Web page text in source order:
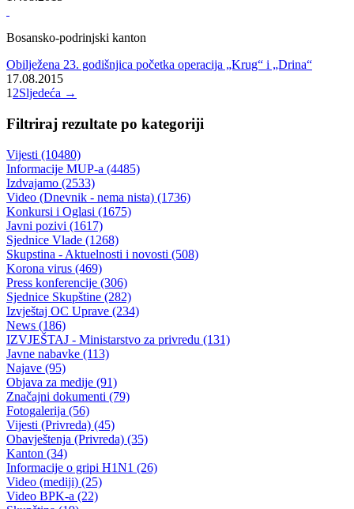
komunalnu politiku i infrastrukturu i zaštitu okoliša
31.08.2015